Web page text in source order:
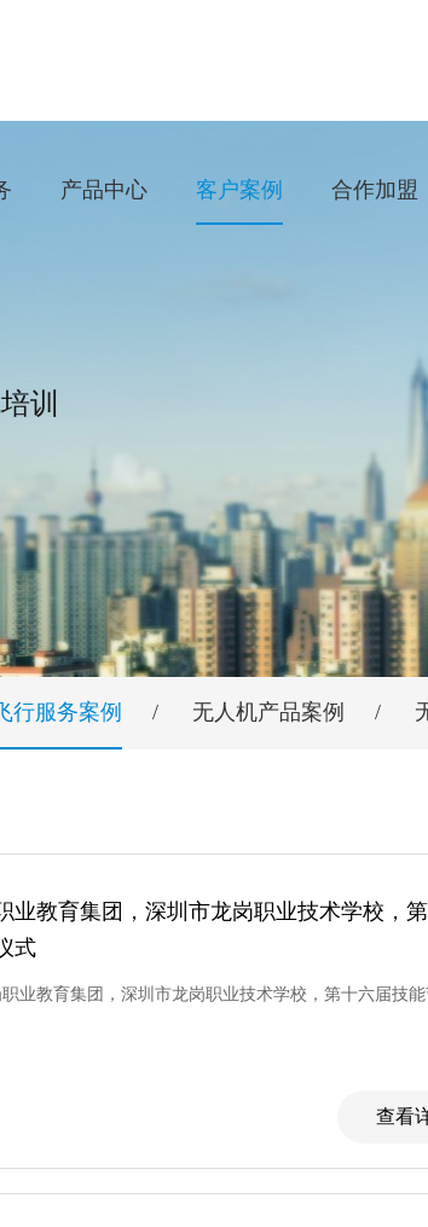
产品中心 客户案例 合作加盟
训
飞行服务案例 无人机产品案例
业教育集团，深圳市龙岗职业技术学校，
式
业教育集团，深圳市龙岗职业技术学校，第十六届技
查看